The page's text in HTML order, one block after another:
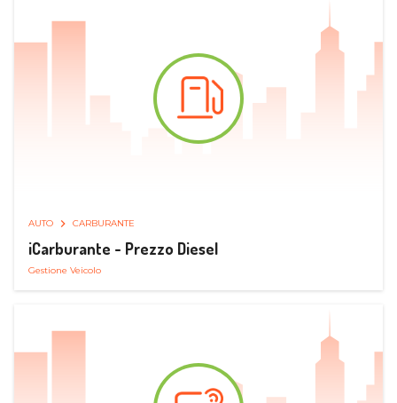
AUTO CARBURANTE
iCarburante - Prezzo Diesel
Gestione Veicolo